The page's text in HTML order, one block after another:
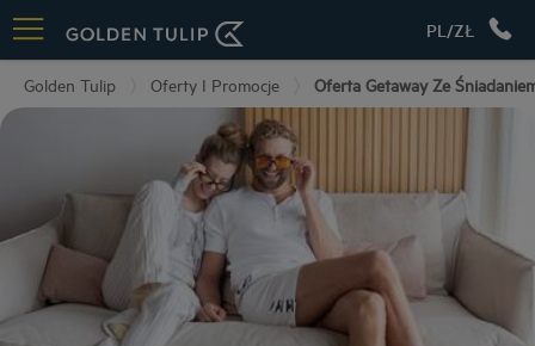
PL/ZŁ
Golden Tulip Oferty I Promocje Oferta Getaway Ze